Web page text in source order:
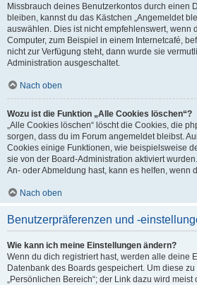
Missbrauch deines Benutzerkontos durch einen
bleiben, kannst du das Kästchen „Angemeldet
auswählen. Dies ist nicht empfehlenswert, wenn
Computer, zum Beispiel in einem Internetcafé,
nicht zur Verfügung steht, dann wurde sie
Administration ausgeschaltet.
Nach oben
Wozu ist die Funktion „Alle Cookies löschen“?
„Alle Cookies löschen“ löscht die Cookies, die
sorgen, dass du im Forum angemeldet bleibst.
Cookies einige Funktionen, wie beispielsweise
sie von der Board-Administration aktiviert
An- oder Abmeldung hast, kann es helfen, wenn
Nach oben
Benutzerpräferenzen und -
Wie kann ich meine Einstellungen ändern?
Wenn du dich registriert hast, werden alle deine
Datenbank des Boards gespeichert. Um diese
„Persönlichen Bereich“; der Link dazu wird